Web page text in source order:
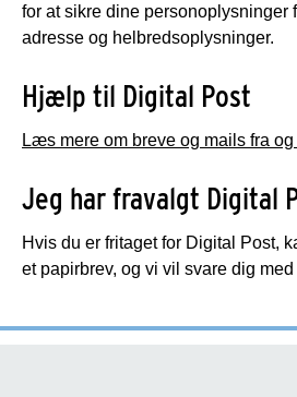
for at sikre dine personoplysninger
adresse og helbredsoplysninger.
Hjælp til Digital Post
Læs mere om breve og mails fra
Jeg har fravalgt Digital
Hvis du er fritaget for Digital Post,
et papirbrev, og vi vil svare dig med